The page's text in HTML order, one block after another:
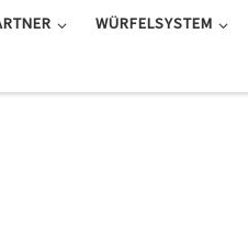
WÜRFELSYSTEM